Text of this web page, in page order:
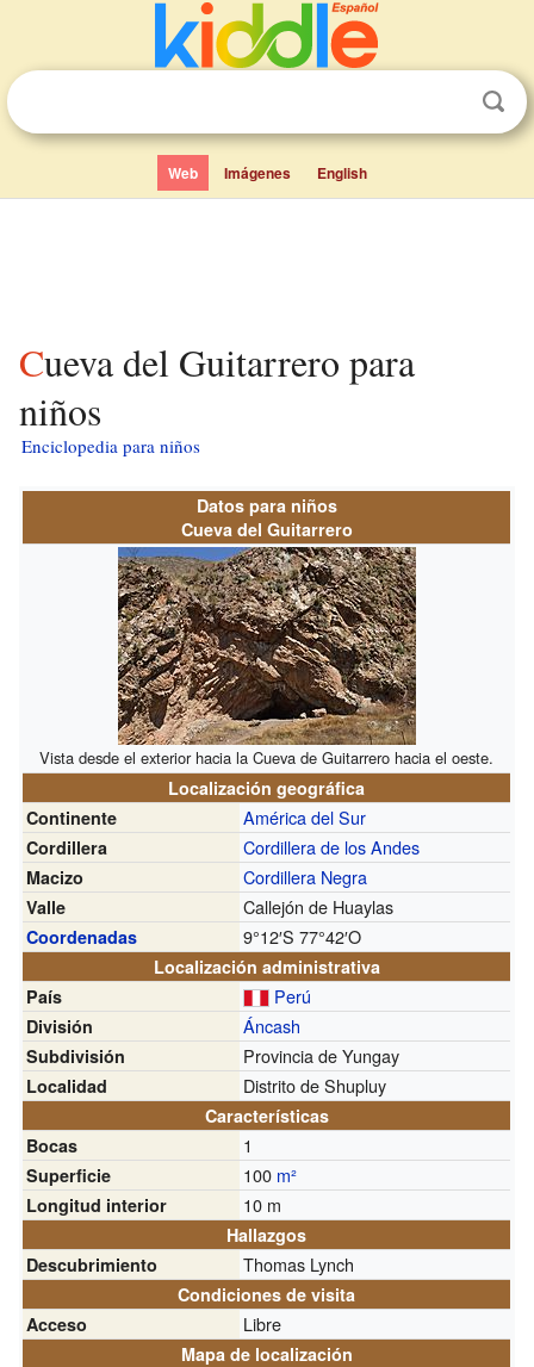
Web Imágenes English
Cueva del Guitarrero para
niños
Enciclopedia para niños
Datos para niños
Cueva del Guitarrero
Vista desde el exterior hacia la Cueva de Guitarrero hacia el oeste.
Localización geográfica
Continente
América del Sur
Cordillera Cordillera de los Andes
Macizo Cordillera Negra
Valle Callejón de Huaylas
Coordenadas 9°12′S 77°42′O
Localización administrativa
País
Perú
División Áncash
Subdivisión Provincia de Yungay
Localidad Distrito de Shupluy
Características
Bocas
1
Superficie 100 m²
Longitud interior 10 m
Hallazgos
Descubrimiento
Thomas Lynch
Condiciones de visita
Acceso
Libre
Mapa de localización